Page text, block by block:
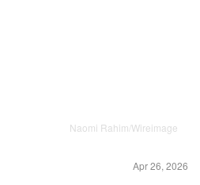
Naomi Rahim/Wireimage
Apr 26, 2026